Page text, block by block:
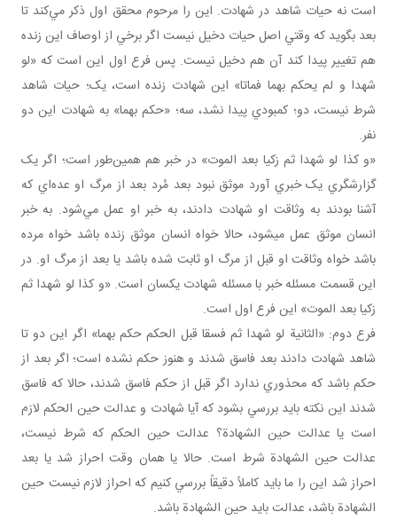
است نه حيات شاهد در شهادت. اين را مرحوم محقق اول ذکر مي‌کند تا
بعد بگويد که وقتي اصل حيات دخيل نيست اگر برخي از اوصاف اين زنده
هم تغيير پيدا کند آن هم دخيل نيست. پس فرع اول اين است که «لو
شهدا و لم يحکم بهما فماتا» اين شهادت زنده است، يک؛ حيات شاهد
شرط نيست، دو؛ کمبودي پيدا نشد، سه؛ «حکم بهما» به شهادت اين دو
نفر.
«و کذا لو شهدا ثم زکيا بعد الموت» در خبر هم همين‌طور است؛ اگر يک
گزارشگري يک خبري آورد موثق نبود بعد مُرد بعد از مرگ او عده‌اي که
آشنا بودند به وثاقت او شهادت دادند، به خبر او عمل مي‌شود. به خبر
انسان موثق عمل می­شود، حالا خواه انسان موثق زنده باشد خواه مرده
باشد خواه وثاقت او قبل از مرگ او ثابت شده باشد يا بعد از مرگ او. در
اين قسمت مسئله خبر با مسئله شهادت يکسان است. «و کذا لو شهدا ثم
زکيا بعد الموت» اين فرع اول است.
فرع دوم: «الثانية لو شهدا ثم فسقا قبل الحكم حكم بهما» اگر اين دو تا
شاهد شهادت دادند بعد فاسق شدند و هنوز حکم نشده است؛ اگر بعد از
حکم باشد که محذوري ندارد اگر قبل از حکم فاسق شدند، حالا که فاسق
شدند اين نکته بايد بررسي بشود که آيا شهادت و عدالت حين الحکم لازم
است يا عدالت حين الشهادة؟ عدالت حين الحکم که شرط نيست،
عدالت حين الشهادة شرط است. حالا يا همان وقت احراز شد يا بعد
احراز شد اين را ما بايد کاملاً دقيقاً بررسي کنيم که احراز لازم نيست حين
الشهادة باشد، عدالت بايد حين الشهادة باشد.